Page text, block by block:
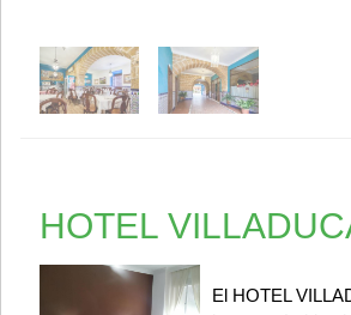
HOTEL
El HOTEL